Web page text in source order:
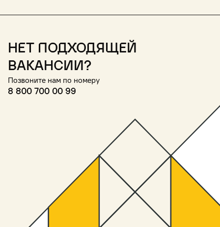
Нет подходящей
вакансии?
Позвоните нам по номеру
8 800 700 00 99